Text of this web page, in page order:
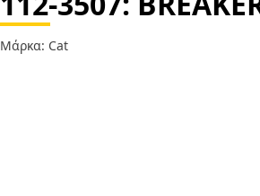
Μάρκα: Cat